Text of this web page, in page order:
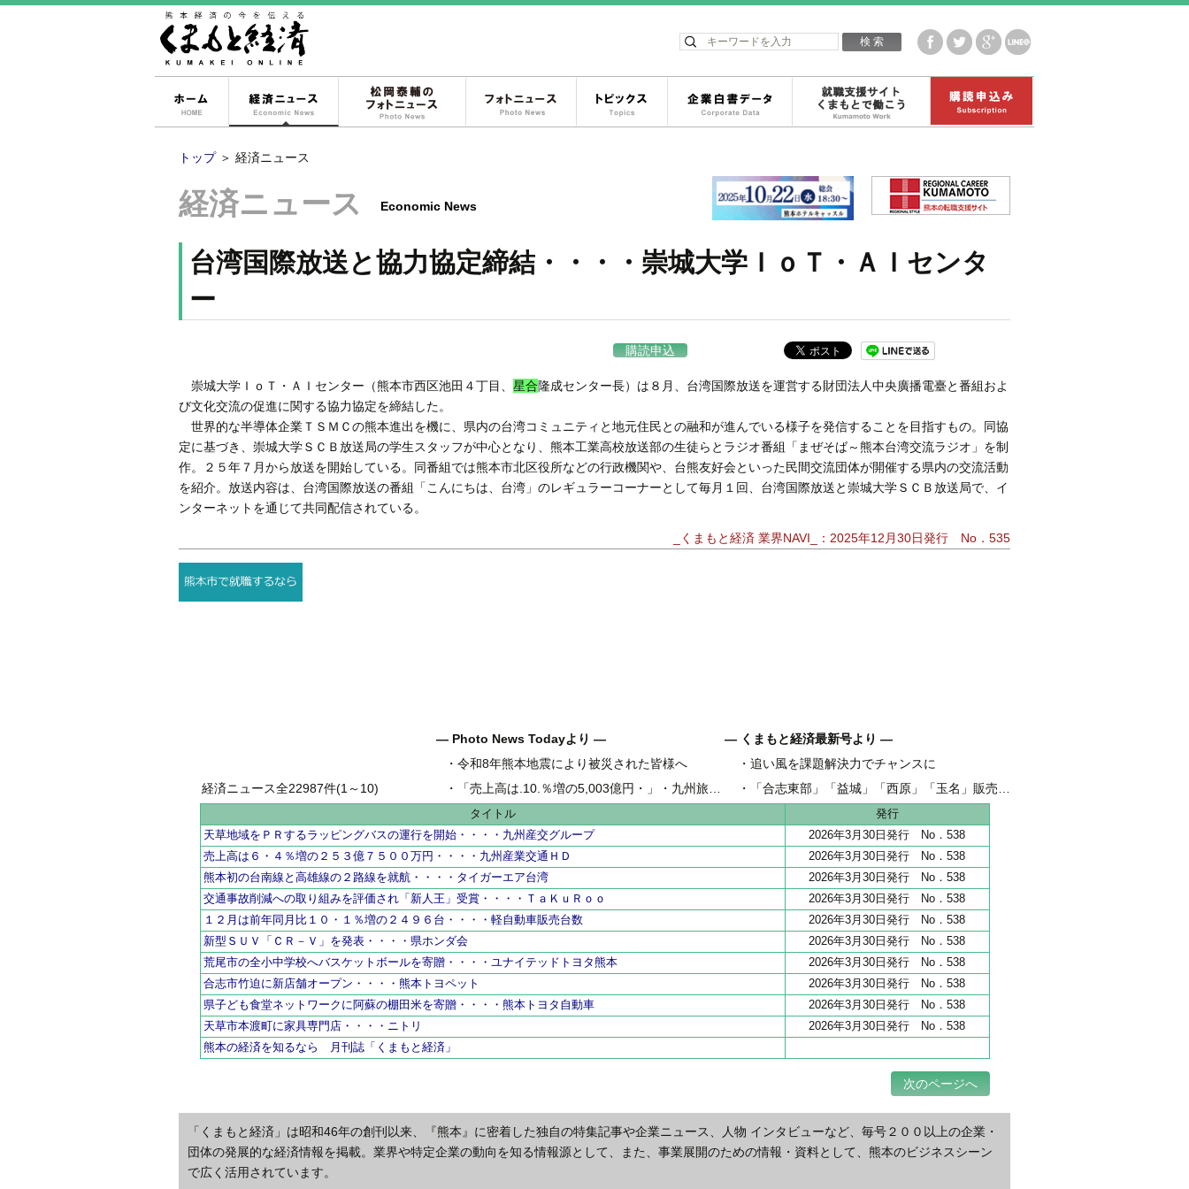
経済ニュース 企業白書データ
トップ ＞ 経済ニュース
経済ニュース Economic News
台湾国際放送と協力協定締結・・・・崇城大学ＩｏＴ・ＡＩセンタ
ー
購読申込
崇城大学ＩｏＴ・ＡＩセンター（熊本市西区池田４丁目、 星合隆成センター長）は８月、台湾国際放送を運営する財団法人中央廣播電臺と番組およ
び文化交流の促進に関する協力協定を締結した。
世界的な半導体企業ＴＳＭＣの熊本進出を機に、県内の台湾コミュニティと地元住民との融和が進んでいる様子を発信することを目指すもの。同協
定に基づき、崇城大学ＳＣＢ放送局の学生スタッフが中心となり、熊本工業高校放送部の生徒らとラジオ番組「まぜそば～熊本台湾交流ラジオ」を制
作。２５年７月から放送を開始している。同番組では熊本市北区役所などの行政機関や、台熊友好会といった民間交流団体が開催する県内の交流活動
を紹介。放送内容は、台湾国際放送の番組「こんにちは、台湾」のレギュラーコーナーとして毎月１回、台湾国際放送と崇城大学ＳＣＢ放送局で、イ
ンターネットを通じて共同配信されている。
_くまもと経済 業界NAVI_：2025年12月30日発行 No．535
― Photo News Todayより ―
・令和8年熊本地震により被災された皆様へ
・
「売上高は.10.％増の5,003億円・」・九州旅客鉄道の古宮洋二社長
― くまもと経済最新号より ―
・追い風を課題解決力でチャンスに
県内地域金融 伴走支援強化し、新たな資金需要を開拓
・
「合志東部」「益城」「西原」「玉名」販売好調
県内工業団地 全206haうち65haが分譲開始
経済ニュース全22987件(1～10)
タイトル
発行
天草地域をＰＲするラッピングバスの運行を開始・・・・九州産交グループ
2026年3月30日発行 No．538
売上高は６・４％増の２５３億７５００万円・・・・九州産業交通ＨＤ
2026年3月30日発行 No．538
熊本初の台南線と高雄線の２路線を就航・・・・タイガーエア台湾
2026年3月30日発行 No．538
交通事故削減への取り組みを評価され「新人王」受賞・・・・ＴａＫｕＲｏｏ
2026年3月30日発行 No．538
１２月は前年同月比１０・１％増の２４９６台・・・・軽自動車販売台数
2026年3月30日発行 No．538
新型ＳＵＶ「ＣＲ－Ｖ」を発表・・・・県ホンダ会
2026年3月30日発行 No．538
荒尾市の全小中学校へバスケットボールを寄贈・・・・ユナイテッドトヨタ熊本
2026年3月30日発行 No．538
合志市竹迫に新店舗オープン・・・・熊本トヨペット
2026年3月30日発行 No．538
県子ども食堂ネットワークに阿蘇の棚田米を寄贈・・・・熊本トヨタ自動車
2026年3月30日発行 No．538
天草市本渡町に家具専門店・・・・ニトリ
2026年3月30日発行 No．538
熊本の経済を知るなら 月刊誌「くまもと経済」
次のページへ
「くまもと経済」は昭和46年の創刊以来、『熊本』に密着した独自の特集記事や企業ニュース、人物 インタビューなど、毎号２００以上の企業・
団体の発展的な経済情報を掲載。業界や特定企業の動向を知る情報源として、また、事業展開のための情報・資料として、熊本のビジネスシーン
で広く活用されています。